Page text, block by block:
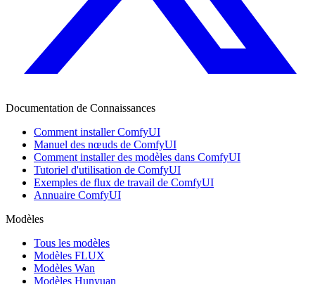
Documentation de Connaissances
Comment installer ComfyUI
Manuel des nœuds de ComfyUI
Comment installer des modèles dans ComfyUI
Tutoriel d'utilisation de ComfyUI
Exemples de flux de travail de ComfyUI
Annuaire ComfyUI
Modèles
Tous les modèles
Modèles FLUX
Modèles Wan
Modèles Hunyuan